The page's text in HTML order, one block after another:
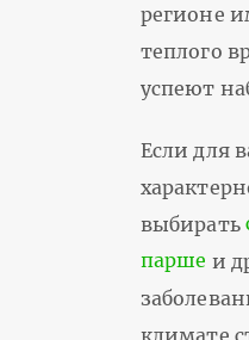
регионе
теплого
успеют
Если для
выбирать
парше и
климате